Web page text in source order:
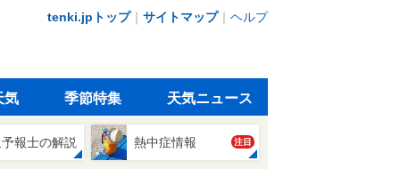
tenki.jpトップ｜ サイトマップ｜ ヘルプ
気 季節特集 天気ニュース
報士の解説 熱中症情報 注目